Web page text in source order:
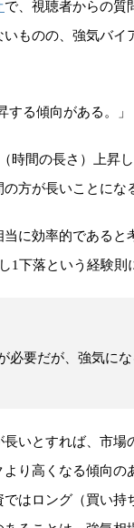
で、視聴者からの質
ものの、強気バイ
する傾向がある。」
時間の長さ）上昇
方が長いことにな
に効率的であると
1下落という経験則
必要だが、強気に
いとすれば、市場
より高くなる傾向の
はロング（買い持